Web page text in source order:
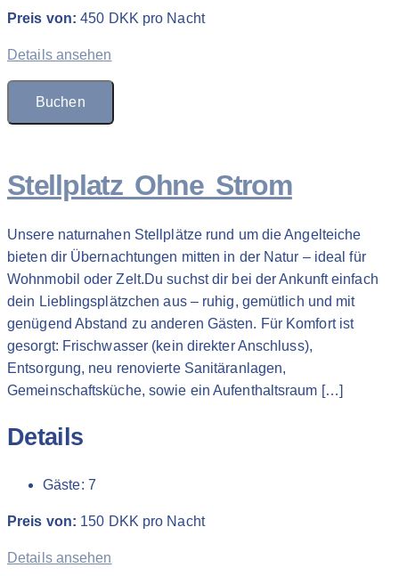
Preis von: 450 DKK pro Nacht
Details ansehen
Buchen
Stellplatz Ohne Strom
Unsere naturnahen Stellplätze rund um die Angelteiche
bieten dir Übernachtungen mitten in der Natur – ideal für
Wohnmobil oder Zelt.Du suchst dir bei der Ankunft einfach
dein Lieblingsplätzchen aus – ruhig, gemütlich und mit
genügend Abstand zu anderen Gästen. Für Komfort ist
gesorgt: Frischwasser (kein direkter Anschluss),
Entsorgung, neu renovierte Sanitäranlagen,
Gemeinschaftsküche, sowie ein Aufenthaltsraum […]
Details
Gäste: 7
Preis von: 150 DKK pro Nacht
Details ansehen